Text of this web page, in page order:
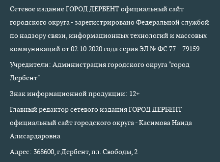
Сетевое издание ГОРОД ДЕРБЕНТ официальный сайт
городского округа - зарегистрировано Федеральной службой
по надзору связи, информационных технологий и массовых
коммуникаций от 02.10.2020 года серия ЭЛ № ФС 77 – 79159
Учредители: Администрация городского округа "город
Дербент"
Знак информационной продукции: 12+
Главный редактор сетевого издания ГОРОД ДЕРБЕНТ
официальный сайт городского округа - Касимова Наида
Алисардаровна
Адрес: 368600, г.Дербент, пл. Свободы, 2